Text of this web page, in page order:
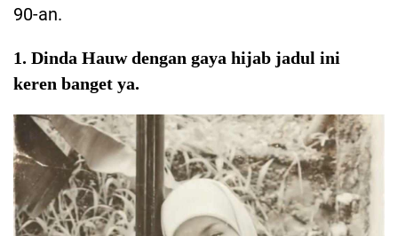
90-an.
1. Dinda Hauw dengan gaya hijab jadul ini
keren banget ya.